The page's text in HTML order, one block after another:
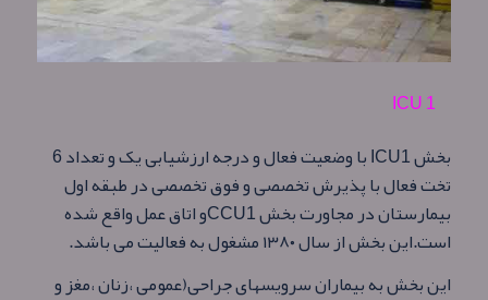
ICU 1
بخشICU1
با وضعیت فعال و درجه ارزشیابی یک و تعداد 6
تخت فعال با پذیرش تخصصی و فوق تخصصی در طبقه اول
بیمارستان در مجاورت بخش CCU1
و اتاق عمل واقع شده
است.این بخش از سال ۱۳۸۰ مشغول به فعالیت می باشد.
این بخش به بیماران سرویسهای جراحی(عمومی ،زنان ،مغز و